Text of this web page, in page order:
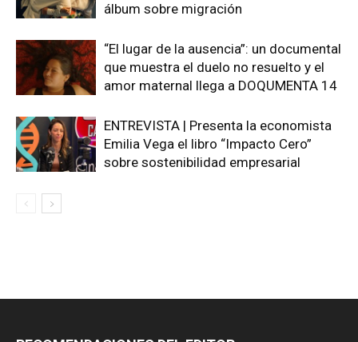
álbum sobre migración
“El lugar de la ausencia”: un documental
que muestra el duelo no resuelto y el
amor maternal llega a DOQUMENTA 14
ENTREVISTA | Presenta la economista
Emilia Vega el libro “Impacto Cero”
sobre sostenibilidad empresarial